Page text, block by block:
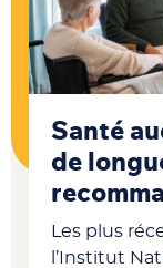
Santé
de
Les plus
l’I nstitut